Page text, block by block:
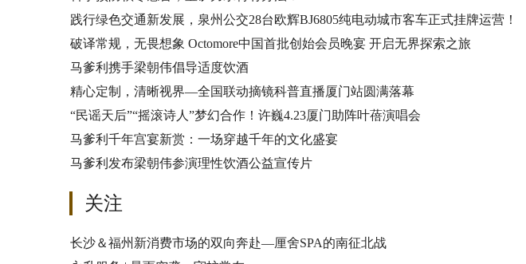
践行绿色交通新发展，泉州公交28台欧辉BJ6805纯电动城市客车正式挂牌运营！
破译常规，无畏想象 Octomore中国首批创始会员晚宴 开启无界探索之旅
马爹利携手梁朝伟倡导适度饮酒
精心定制，清晰视界—全国联动摘镜科普直播厦门站圆满落幕
“民谣天后”“摇滚诗人”梦幻合作！许巍4.23厦门助阵叶蓓演唱会
马爹利千年宫宴新赏：一场穿越千年的文化盛宴
马爹利发布梁朝伟参演理性饮酒公益宣传片
关注
长沙＆福州新消费市场的双向奔赴—厘舍SPA的南征北战